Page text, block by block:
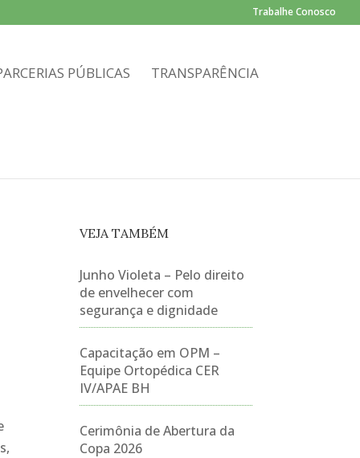
Trabalhe Conosco
PÚBLICAS TRANSPARÊNCIA
VEJA TAMBÉM
Junho Violeta – Pelo direito
de envelhecer com
segurança e dignidade
Capacitação em OPM –
Equipe Ortopédica CER
IV/APAE BH
Cerimônia de Abertura da
Copa 2026